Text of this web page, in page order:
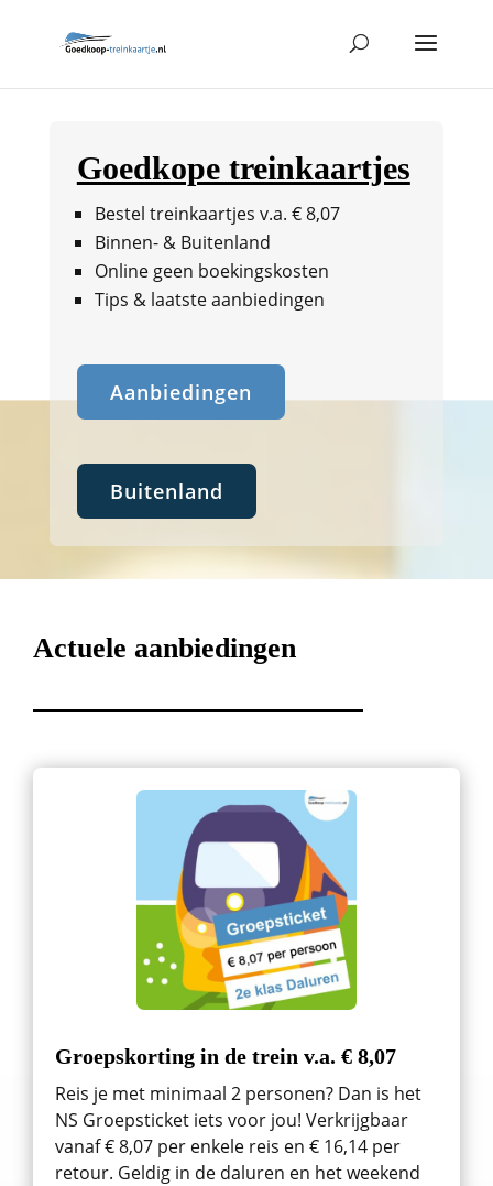
Goedkope treinkaartjes
Bestel treinkaartjes v.a. € 8,07
Binnen- & Buitenland
Online geen boekingskosten
Tips & laatste aanbiedingen
Aanbiedingen
Buitenland
Actuele aanbiedingen
Groepskorting in de trein v.a. € 8,07
Reis je met minimaal 2 personen? Dan is het
NS Groepsticket iets voor jou! Verkrijgbaar
vanaf € 8,07 per enkele reis en € 16,14 per
retour. Geldig in de daluren en het weekend